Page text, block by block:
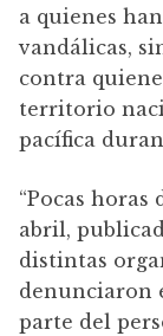
a quienes
vandálicas,
contra
territorio
pacífica
“Pocas horas
abril,
distintas
denunciaron
parte del